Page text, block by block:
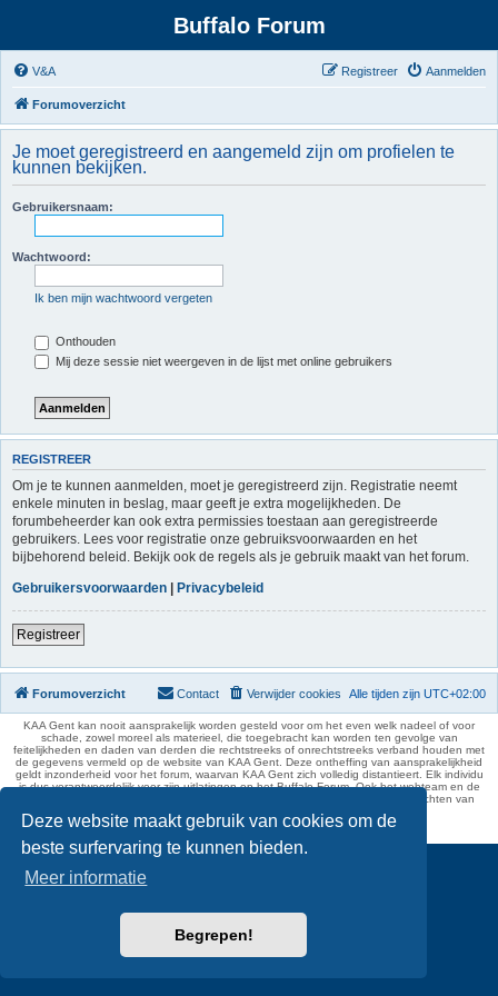
Deze website maakt gebruik van cookies om de
beste surfervaring te kunnen bieden.
Meer informatie
Begrepen!
Buffalo Forum
V&A Aanmelden
Registreer
Forumoverzicht
Je moet geregistreerd en aangemeld zijn om profielen te
kunnen bekijken.
Gebruikersnaam:
Wachtwoord:
Ik ben mijn wachtwoord vergeten
Onthouden
Mij deze sessie niet weergeven in de lijst met online gebruikers
REGISTREER
Om je te kunnen aanmelden, moet je geregistreerd zijn. Registratie neemt
enkele minuten in beslag, maar geeft je extra mogelijkheden. De
forumbeheerder kan ook extra permissies toestaan aan geregistreerde
gebruikers. Lees voor registratie onze gebruiksvoorwaarden en het
bijbehorend beleid. Bekijk ook de regels als je gebruik maakt van het forum.
Gebruikersvoorwaarden | Privacybeleid
Registreer
Forumoverzicht Alle tijden zijn UTC+02:00
Verwijder cookies
Contact
KAA Gent kan nooit aansprakelijk worden gesteld voor om het even welk nadeel of voor
schade, zowel moreel als materieel, die toegebracht kan worden ten gevolge van
feitelijkheden en daden van derden die rechtstreeks of onrechtstreeks verband houden met
de gegevens vermeld op de website van KAA Gent. Deze ontheffing van aansprakelijkheid
geldt inzonderheid voor het forum, waarvan KAA Gent zich volledig distantieert. Elk individu
is dus verantwoordelijk voor zijn uitlatingen op het Buffalo Forum. Ook het webteam en de
moderators kunnen niet aansprakelijk gesteld worden voor de inhoud van berichten van
phpBB Two Factor Authentication ©paul999